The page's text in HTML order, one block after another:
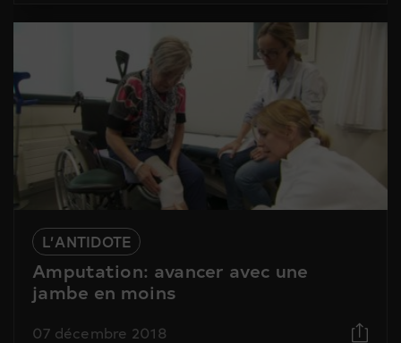
L’ANTIDOTE
Amputation: avancer avec une
jambe en moins
07 décembre 2018